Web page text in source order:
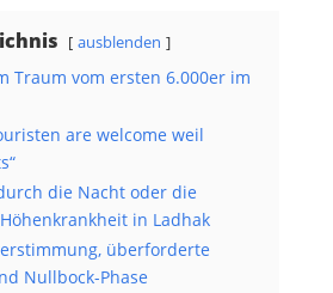
ausblenden
Traum vom ersten 6.000er im
are welcome weil
die Nacht oder die
in Ladhak
überforderte
Nullbock-Phase